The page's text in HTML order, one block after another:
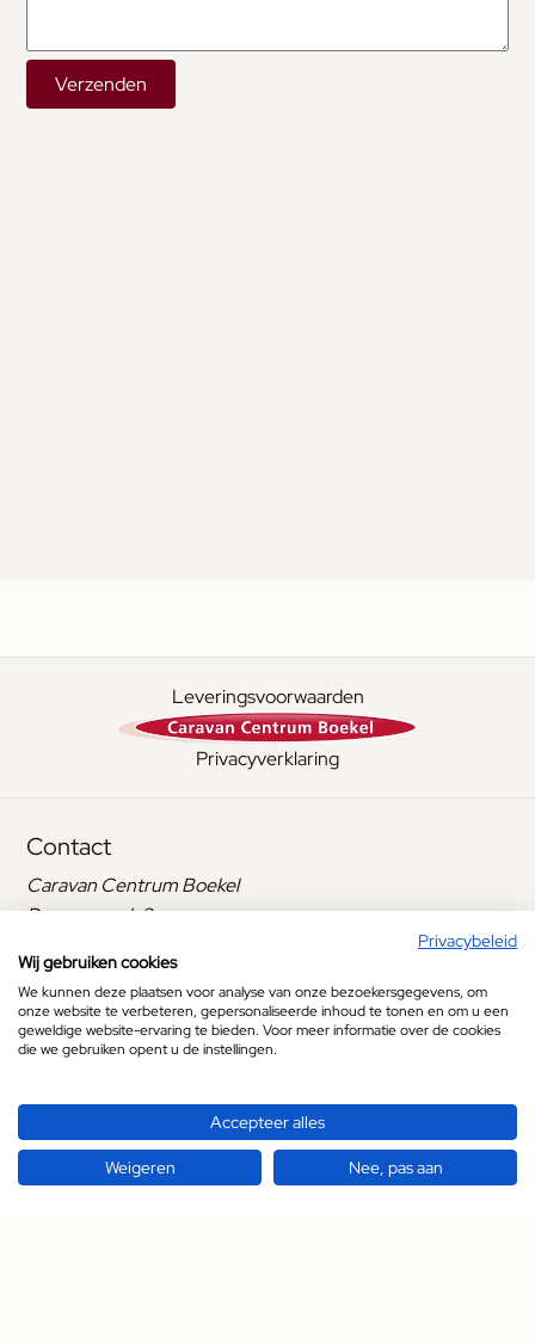
Leveringsvoorwaarden
Privacyverklaring
Contact
Caravan Centrum Boekel
Dennenmark 2
+31 (0)492 321 741
info@caravan.nu
Openingstijden
Gesloten
Dinsdag
tot17:00
Privacybeleid
Wij gebruiken cookies
We kunnen deze plaatsen voor analyse van onze bezoekersgegevens, om
onze website te verbeteren, gepersonaliseerde inhoud te tonen en om u een
geweldige website-ervaring te bieden. Voor meer informatie over de cookies
die we gebruiken opent u de instellingen.
Accepteer alles
Weigeren Nee, pas aan